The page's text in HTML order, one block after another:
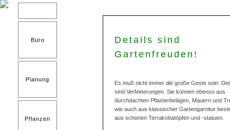
Büro
Planung
Pflanzen
Details sind
Gartenfreuden!
Es muß nicht immer die große Geste sein.
sind Verfeinerungen. Sie können ebenso aus
durchdachten Pflasterbelägen, Mauern und
wie auch aus klassischer Gartengarnitur
aus schönen Terrakottatöpfen und -statuen.